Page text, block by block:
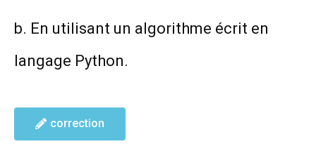
b. En utilisant un algorithme écrit en
langage Python.
correction